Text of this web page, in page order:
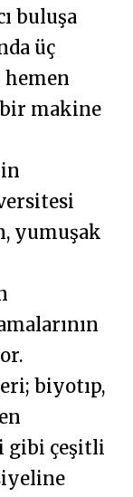
buluşa
üç
hemen
makine
yumuşak
biyotıp,
gibi çeşitli